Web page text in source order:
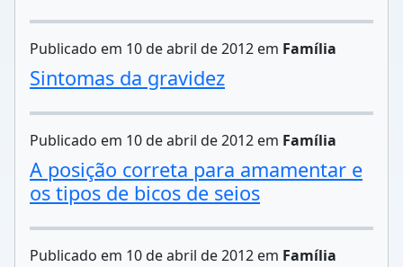
Publicado em 10 de abril de 2012 em Família
Sintomas da gravidez
Publicado em 10 de abril de 2012 em Família
A posição correta para amamentar e
os tipos de bicos de seios
Publicado em 10 de abril de 2012 em Família